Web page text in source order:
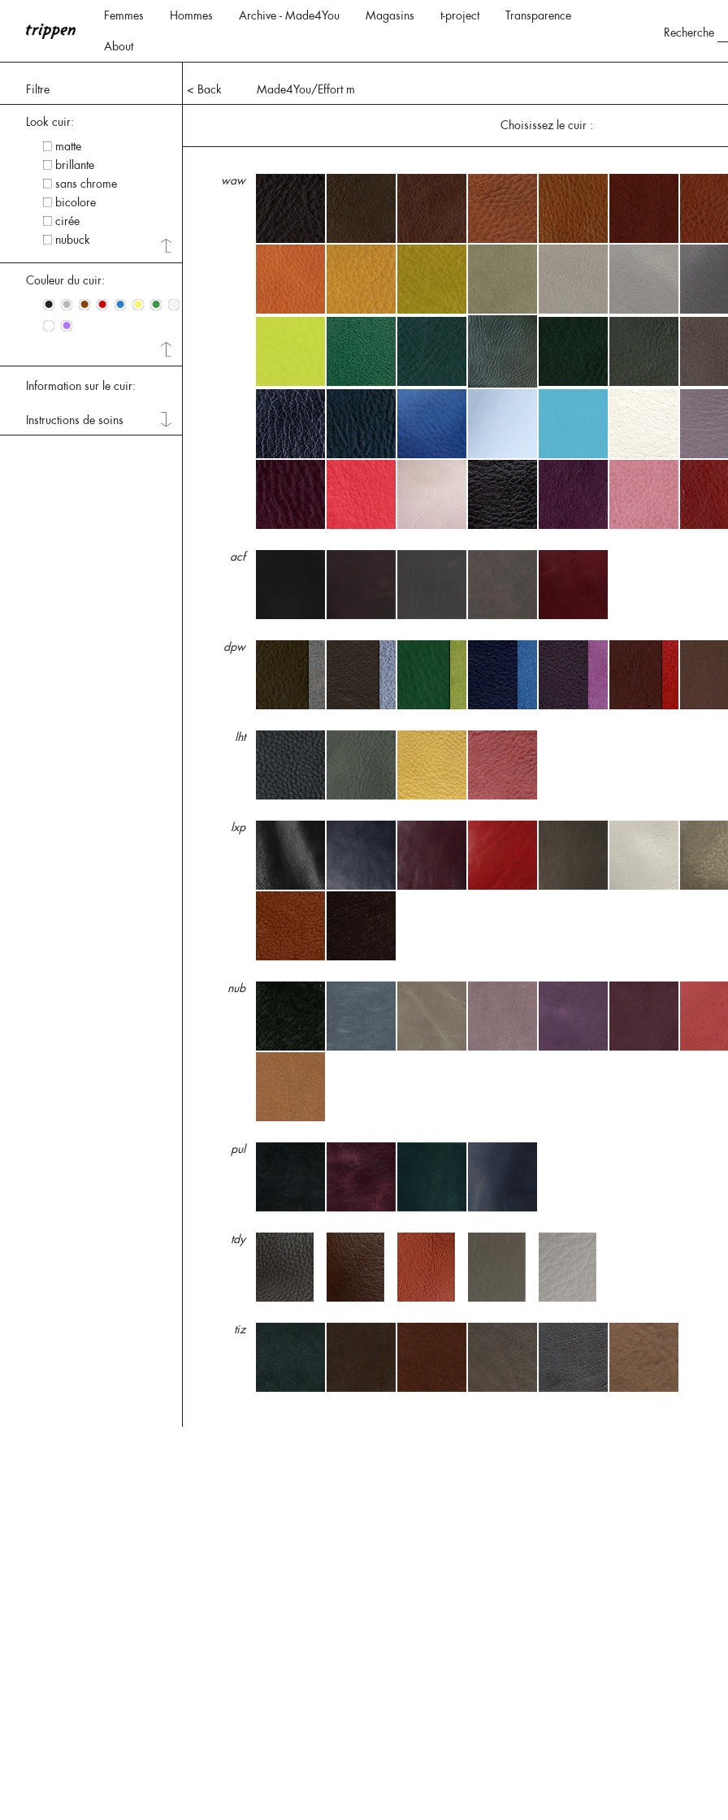
Femmes Hommes Archive - Made4You Magasins t-project Transparence
About
Recherche
Filtre < Back Made4You/Effort m
Look cuir:
matte
brillante
sans chrome
bicolore
cirée
nubuck
Couleur du cuir:
• • • • • • • •
• •
Information sur le cuir:
Instructions de soins
Choisissez le cuir :
waw
acf
dpw
lht
lxp
nub
pul
tdy
tiz